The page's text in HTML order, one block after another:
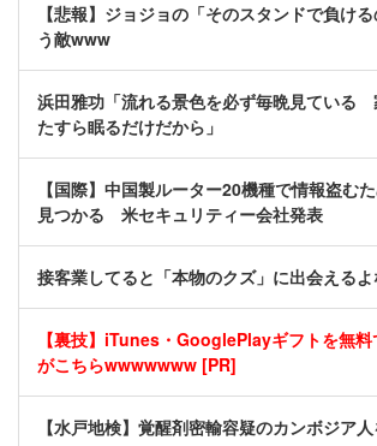
【悲報】ジョジョの「そのスタンドで負け
う敵www
浜田雅功「流れる景色を必ず毎晩見ている
たすら眠るだけだから」
【国際】中国製ルーター20機種で情報盗む
見つかる 米セキュリティー会社発表
接客業してると「本物のクズ」に出会える
【裏技】iTunes・GooglePlayギフトを無
がこちらwwwwwww [PR]
【水戸地検】覚醒剤密輸容疑のカンボジア